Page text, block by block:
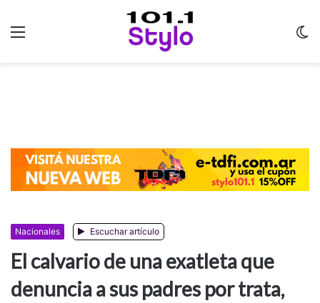
Nacionales Escuchar artículo
El calvario de una exatleta que
denuncia a sus padres por trata,